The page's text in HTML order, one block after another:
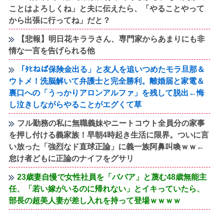
ことはよろしくね」と夫に伝えたら、「やることやって
から出張に行ってね」だと？
【悲報】明日花キララさん、専門家からあまりにも非
情な一言を告げられる他
「ﾀﾋねば保険金出る」と友人を追いつめたモラ旦那＆
ウトメ！洗脳解いて弁護士と完全勝利。離婚届と家電＆
裏口への「うっかりアロンアルファ」を残して脱出←悔
し泣きしながらやることがエグくて草
フル勤務の私に無職義妹やニートコウト全員分の家事
を押し付ける義家族！早朝4時起き生活に限界。ついに言
い放った「強烈なド直球正論」に義一族阿鼻叫喚ｗｗ←
怠け者どもに正論のナイフをグサリ
23歳妻自慢で女性社員を「ババア」と蔑む48歳無能主
任、「若い嫁がいるのに帰れない」とイキっていたら、
部長の超美人妻が差し入れを持って登場ｗｗｗｗ